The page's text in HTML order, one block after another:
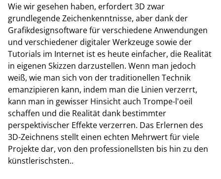
Wie wir gesehen haben, erfordert 3D zwar
grundlegende Zeichenkenntnisse, aber dank der
Grafikdesignsoftware für verschiedene Anwendungen
und verschiedener digitaler Werkzeuge sowie der
Tutorials im Internet ist es heute einfacher, die Realität
in eigenen Skizzen darzustellen. Wenn man jedoch
weiß, wie man sich von der traditionellen Technik
emanzipieren kann, indem man die Linien verzerrt,
kann man in gewisser Hinsicht auch Trompe-l'oeil
schaffen und die Realität dank bestimmter
perspektivischer Effekte verzerren. Das Erlernen des
3D-Zeichnens stellt einen echten Mehrwert für viele
Projekte dar, von den professionellsten bis hin zu den
künstlerischsten..